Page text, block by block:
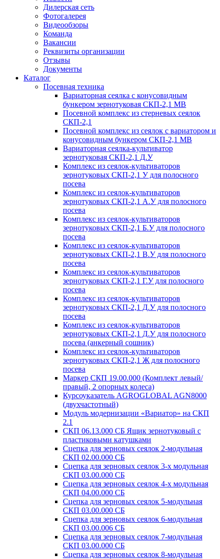
Дилерская сеть
Фотогалерея
Видеообзоры
Команда
Вакансии
Реквизиты организации
Отзывы
Документы
Каталог
Посевная техника
Вариаторная сеялка с конусовидным
бункером зернотуковая СКП-2,1 МВ
Посевной комплекс из стерневых сеялок
СКП-2,1
Посевной комплекс из сеялок с вариатором и
конусовидным бункером СКП-2,1 МВ
Вариаторная сеялка-культиватор
зернотуковая СКП-2,1 Д.У
Комплекс из сеялок-культиваторов
зернотуковых СКП-2,1 У для полосного
посева
Комплекс из сеялок-культиваторов
зернотуковых СКП-2,1 А.У для полосного
посева
Комплекс из сеялок-культиваторов
зернотуковых СКП-2,1 Б.У для полосного
посева
Комплекс из сеялок-культиваторов
зернотуковых СКП-2,1 В.У для полосного
посева
Комплекс из сеялок-культиваторов
зернотуковых СКП-2,1 Г.У для полосного
посева
Комплекс из сеялок-культиваторов
зернотуковых СКП-2,1 Д.У для полосного
посева
Комплекс из сеялок-культиваторов
зернотуковых СКП-2,1 Д.У для полосного
посева (анкерный сошник)
Комплекс из сеялок-культиваторов
зернотуковых СКП-2,1 Ж для полосного
посева
Маркер СКП 19.00.000 (Комплект левый/
правый, 2 опорных колеса)
Курсоуказатель AGROGLOBAL AGN8000
(двухчастотный)
Модуль модернизации «Вариатор» на СКП
2.1
СКП 06.13.000 СБ Ящик зернотуковый с
пластиковыми катушками
Сцепка для зерновых сеялок 2-модульная
СКП 02.00.000 СБ
Сцепка для зерновых сеялок 3-х модульная
СКП 03.00.000 СБ
Сцепка для зерновых сеялок 4-х модульная
СКП 04.00.000 СБ
Сцепка для зерновых сеялок 5-модульная
СКП 03.00.000 СБ
Сцепка для зерновых сеялок 6-модульная
СКП 03.00.006 СБ
Сцепка для зерновых сеялок 7-модульная
СКП 03.00.000 СБ
Сцепка для зерновых сеялок 8-модульная